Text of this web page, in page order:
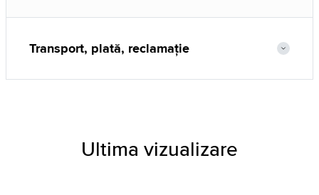
Transport, plată, reclamație
Ultima vizualizare